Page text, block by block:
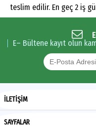
teslim edilir. En geç 2 iş
E– Bültene kayıt olun
İLETİŞİM
SAYFALAR